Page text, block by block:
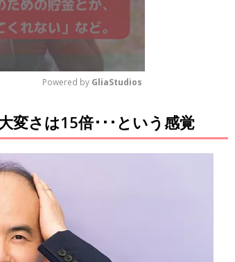
M
u
Powered by GliaStudios
変さは15倍･･･という感覚